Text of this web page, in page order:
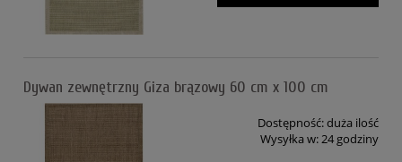
Dywan zewnętrzny Giza brązowy 60 cm x 100 cm
Dostępność:duża ilość
Wysyłka w:24 godziny